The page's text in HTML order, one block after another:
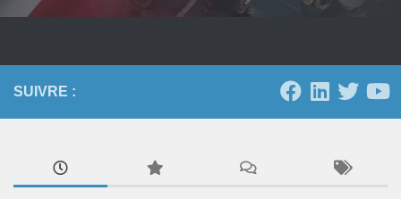
SUIVRE :